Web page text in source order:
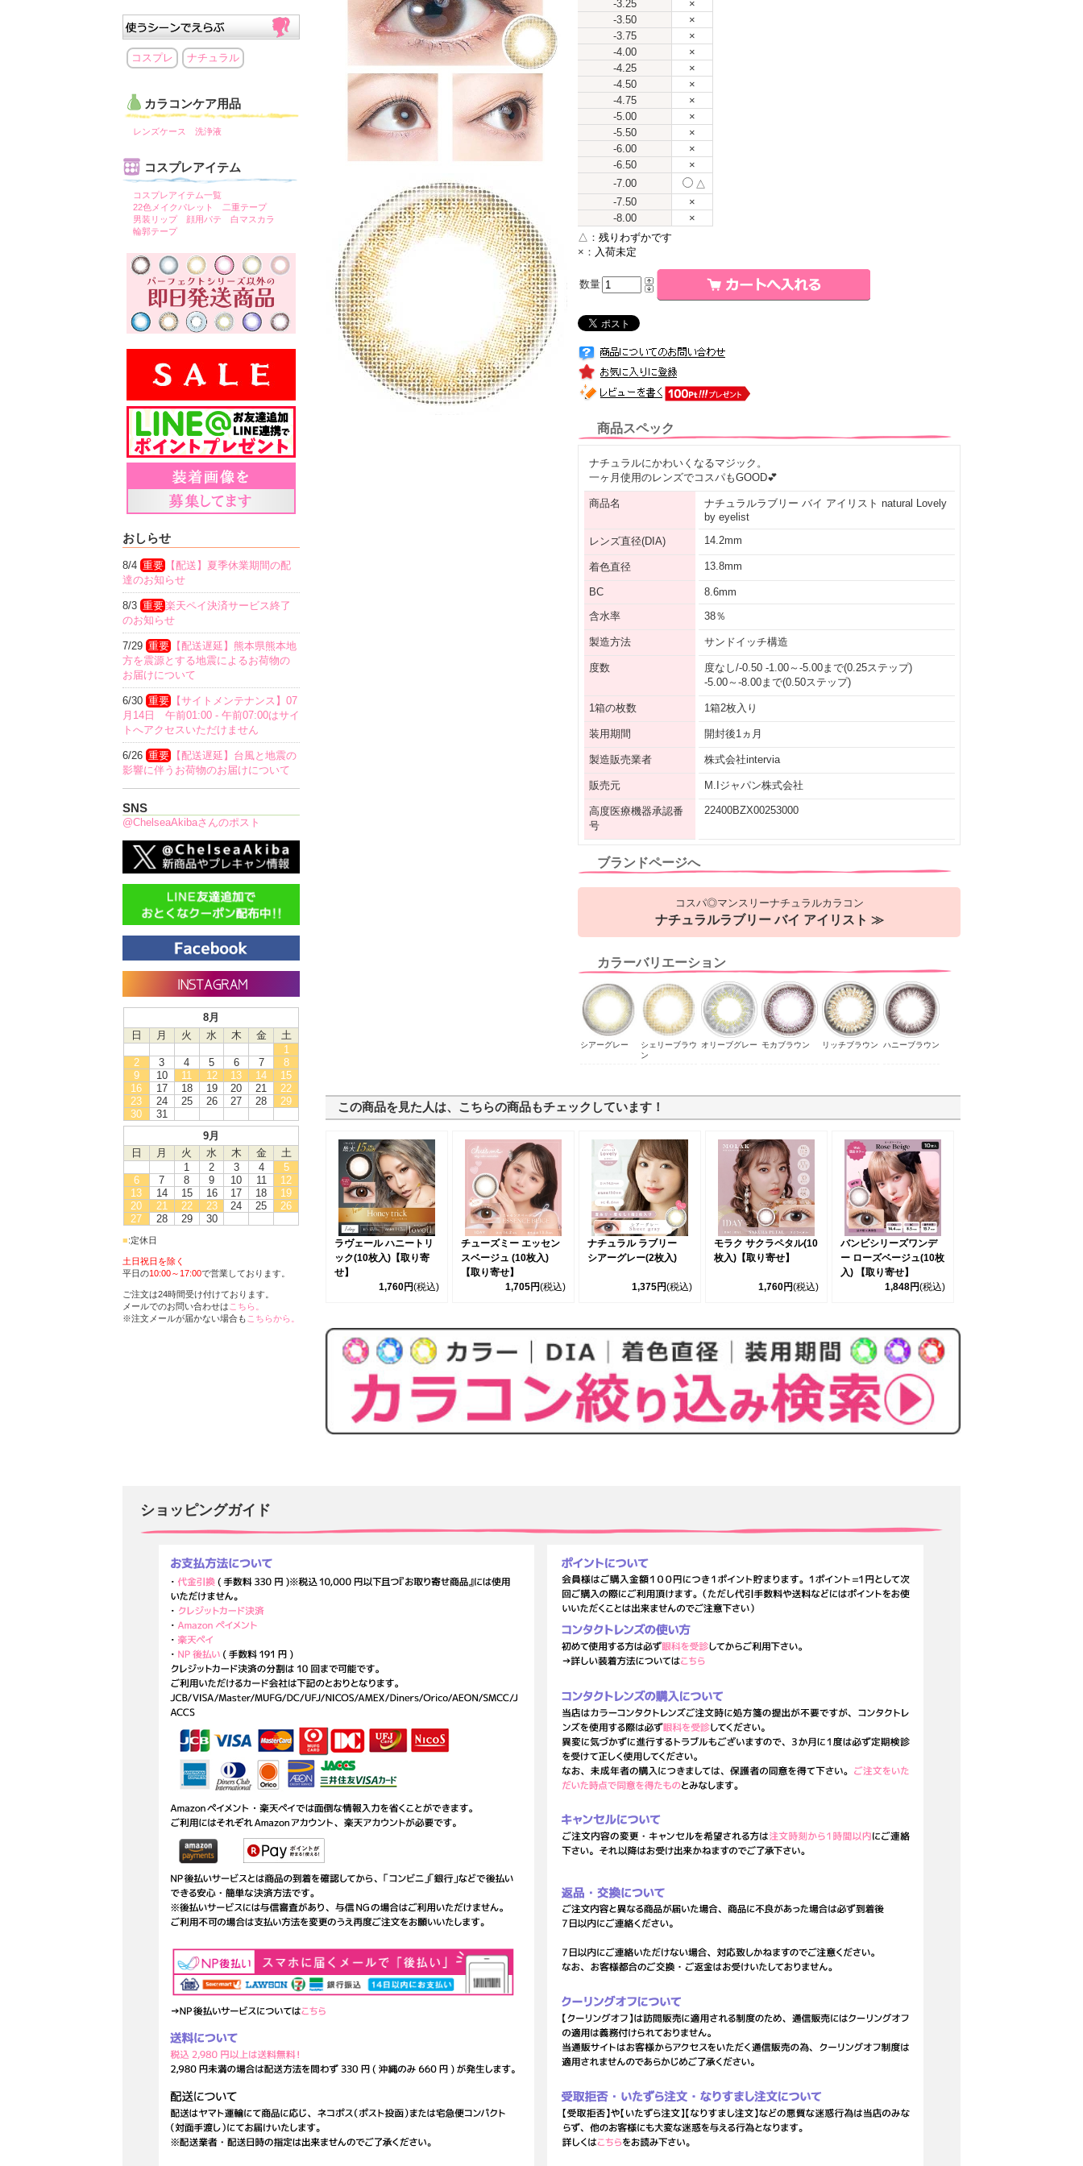
コスプレ ナチュラル
カラコンケア用品
レンズケース 洗浄液
コスプレアイテム
コスプレアイテム一覧
22色メイクパレット
二重テープ
男装リップ
顔用パテ
白マスカラ
輪郭テープ
おしらせ
8/4 重要
【配送】夏季休業期間の配
達のお知らせ
8/3 重要楽天ペイ決済サービス終了
のお知らせ
7/29 重要
【配送遅延】熊本県熊本地
方を震源とする地震によるお荷物の
お届けについて
6/30 重要
【サイトメンテナンス】07
月14日 午前01:00 - 午前07:00はサイ
トへアクセスいただけません
6/26 重要
【配送遅延】台風と地震の
影響に伴うお荷物のお届けについて
SNS
@ChelseaAkibaさんのポスト
8月
日
月 火 水 木 金
土
1
2
3 4 5 6 7
8
9
10 11 12 13 14
15
16
17 18 19 20 21
22
23
24 25 26 27 28
29
30
31
9月
日
月 火 水 木 金
土
1
2 3 4
5
6
7 8 9 10 11
12
13
14 15 16 17 18
19
20
21 22 23 24 25
26
27
28 29 30
■:定休日
土日祝日を除く
平日の10:00～17:00で営業しております。
ご注文は24時間受け付けております。
メールでのお問い合わせは こちら。
※注文メールが届かない場合も こちらから。
-3.25
×
-3.50
×
-3.75
×
-4.00
×
-4.25
×
-4.50
×
-4.75
×
-5.00
×
-5.50
×
-6.00
×
-6.50
×
-7.00
△
-7.50
×
-8.00
×
△： 残りわずかです
×： 入荷未定
数量
商品スペック
ナチュラルにかわいくなるマジック。
一ヶ月使用のレンズでコスパもGOOD💕
商品名
ナチュラルラブリー バイ アイリスト natural Lovely
by eyelist
レンズ直径(DIA)
14.2mm
着色直径 13.8mm
BC
8.6mm
含水率
38％
製造方法 サンドイッチ構造
度数
度なし/-0.50 -1.00～-5.00まで(0.25ステップ)
-5.00～-8.00まで(0.50ステップ)
1箱の枚数 1箱2枚入り
装用期間 開封後1ヵ月
製造販売業者 株式会社intervia
販売元 M.Iジャパン株式会社
高度医療機器承認番
号
22400BZX00253000
ブランドページへ
コスパ◎マンスリーナチュラルカラコン
ナチュラルラブリー バイ アイリスト ≫
カラーバリエーション
シアーグレー シェリーブラウ
ン
オリーブグレー モカブラウン リッチブラウン ハニーブラウン
この商品を見た人は、こちらの商品もチェックしています！
ラヴェール ハニートリ
ック(10枚入)【取り寄
せ】
1,760円(税込)
チューズミー エッセン
スベージュ (10枚入)
【取り寄せ】
1,705円(税込)
ナチュラル ラブリー
シアーグレー(2枚入)
1,375円(税込)
モラク サクラペタル(10
枚入)【取り寄せ】
1,760円(税込)
バンビシリーズワンデ
ー ローズベージュ(10枚
入) 【取り寄せ】
1,848円(税込)
ショッピングガイド